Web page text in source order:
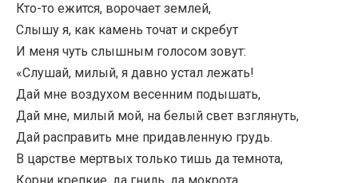
Кто-то ежится, ворочает землей,
Слышу я, как камень точат и скребут
И меня чуть слышным голосом зовут:
«Слушай, милый, я давно устал лежать!
Дай мне воздухом весенним подышать,
Дай мне, милый мой, на белый свет взглянуть,
Дай расправить мне придавленную грудь.
В царстве мертвых только тишь да темнота,